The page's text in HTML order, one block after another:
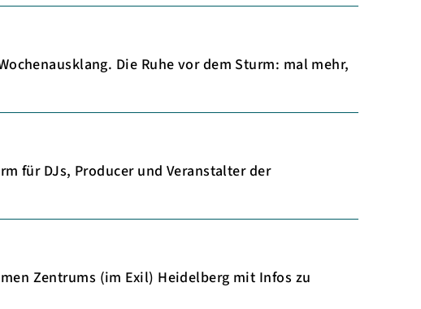
Die Ruhe vor dem Sturm: mal mehr,
für DJs, Producer und Veranstalter der
Zentrums (im Exil) Heidelberg mit Infos zu